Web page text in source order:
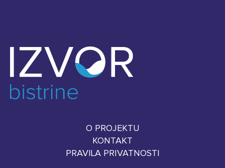
O PROJEKTU
KONTAKT
PRAVILA PRIVATNOSTI